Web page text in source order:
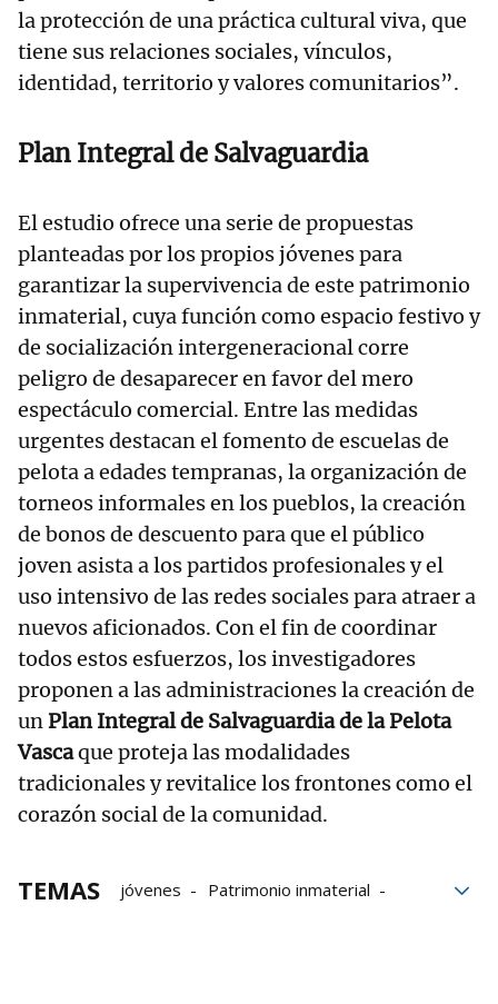
la protección de una práctica cultural viva, que
tiene sus relaciones sociales, vínculos,
identidad, territorio y valores comunitarios”.
Plan Integral de Salvaguardia
El estudio ofrece una serie de propuestas
planteadas por los propios jóvenes para
garantizar la supervivencia de este patrimonio
inmaterial, cuya función como espacio festivo y
de socialización intergeneracional corre
peligro de desaparecer en favor del mero
espectáculo comercial. Entre las medidas
urgentes destacan el fomento de escuelas de
pelota a edades tempranas, la organización de
torneos informales en los pueblos, la creación
de bonos de descuento para que el público
joven asista a los partidos profesionales y el
uso intensivo de las redes sociales para atraer a
nuevos aficionados. Con el fin de coordinar
todos estos esfuerzos, los investigadores
proponen a las administraciones la creación de
unPlan Integral de Salvaguardia de la Pelota
Vascaque proteja las modalidades
tradicionales y revitalice los frontones como el
corazón social de la comunidad.
TEMAS jóvenes
Patrimonio inmaterial